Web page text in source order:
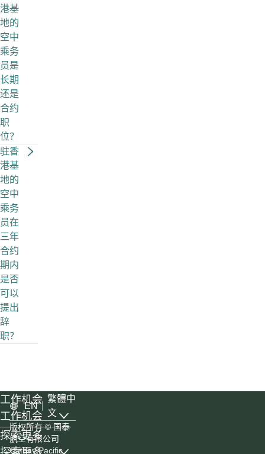
港基
地的
空中
乘务
员是
长期
还是
合约
职
位？
驻香
港基
地的
空中
乘务
员在
三年
合约
期内
是否
可以
提出
辞
职？
工作机会
工作机会
, list with 6 items, 1 of 3
探索更多
版权所有© 国泰
航空有限公司
Cathay Pacific
EN
繁體中
文